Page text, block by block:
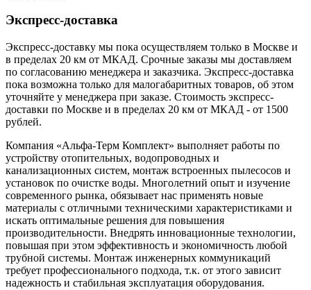
Экспресс-доставка
Экспресс-доставку мы пока осуществляем только в Москве и
в пределах 20 км от МКАД. Срочные заказы мы доставляем
по согласованию менеджера и заказчика. Экспресс-доставка
пока возможна только для малогабаритных товаров, об этом
уточняйте у менеджера при заказе. Стоимость экспресс-
доставки по Москве и в пределах 20 км от МКАД - от 1500
рублей.
Компания «Альфа-Терм Комплект» выполняет работы по
устройству отопительных, водопроводных и
канализационных систем, монтаж встроенных пылесосов и
установок по очистке воды. Многолетний опыт и изучение
современного рынка, обязывает нас применять новые
материалы с отличными техническими характеристиками и
искать оптимальные решения для повышения
производительности. Внедрять инновационные технологии,
повышая при этом эффективность и экономичность любой
трубной системы. Монтаж инженерных коммуникаций
требует профессионального подхода, т.к. от этого зависит
надежность и стабильная эксплуатация оборудования.